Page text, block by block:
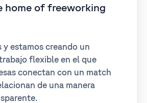
home of freeworking
y estamos creando un
flexible en el que
conectan con un match
de una manera